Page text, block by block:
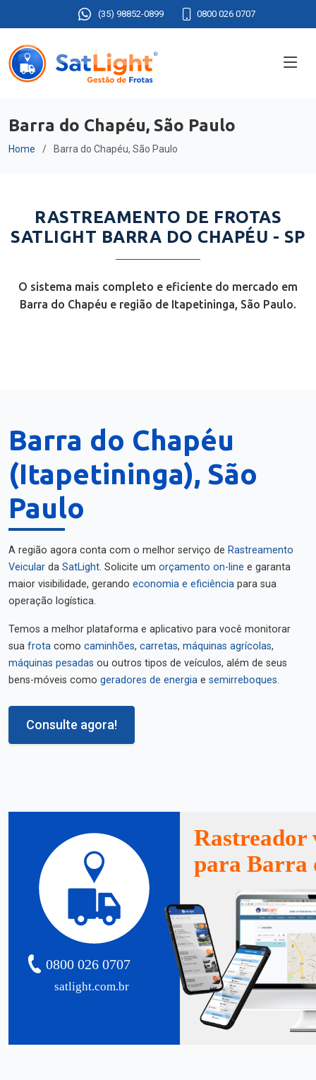
(35) 98852-0899 0800 026 0707
Barra do Chapéu, São Paulo
Home Barra do Chapéu, São Paulo
RASTREAMENTO DE FROTAS
SATLIGHT BARRA DO CHAPÉU - SP
O sistema mais completo e eficiente do mercado em
Barra do Chapéu e região de Itapetininga, São Paulo.
Barra do Chapéu
(Itapetininga), São
Paulo
A região agora conta com o melhor serviço de Rastreamento
Veicular da SatLight. Solicite um orçamento on-line e garanta
maior visibilidade, gerando economia e eficiência para sua
operação logística.
Temos a melhor plataforma e aplicativo para você monitorar
sua frota como caminhões, carretas, máquinas agrícolas,
máquinas pesadas ou outros tipos de veículos, além de seus
bens-móveis como geradores de energia e semirreboques.
Consulte agora!
satlight.com.br
0800 026 0707
Rastreador
para Barra